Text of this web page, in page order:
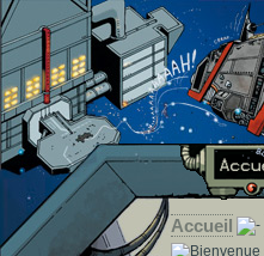
Accueil